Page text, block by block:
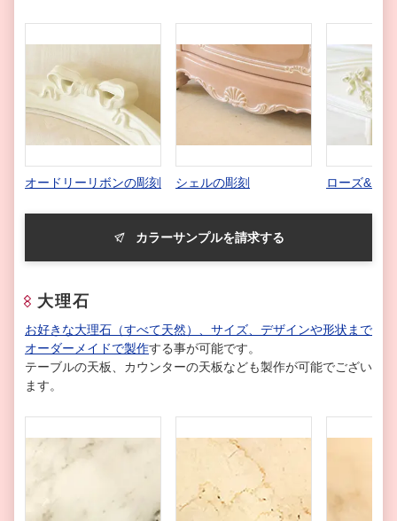
オードリーリボンの彫刻 シェルの彫刻 ローズ&リ
カラーサンプルを請求する
大理石
お好きな大理石（すべて天然）、サイズ、デザインや形状まで
オーダーメイドで製作する事が可能です。
テーブルの天板、カウンターの天板なども製作が可能でござい
ます。